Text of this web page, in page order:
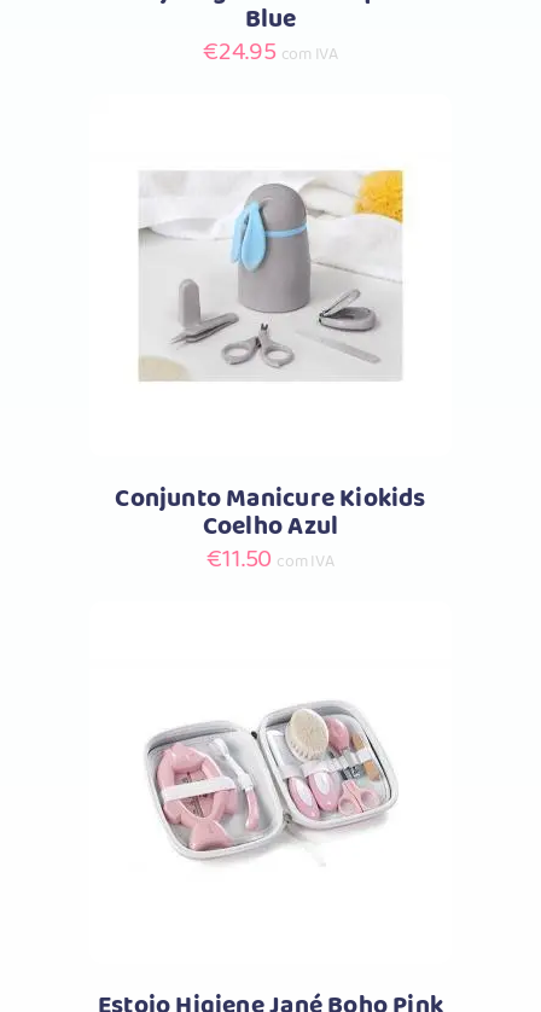
Blue
€24.95 com IVA
Comprar
Conjunto Manicure Kiokids
Coelho Azul
€11.50 com IVA
Comprar